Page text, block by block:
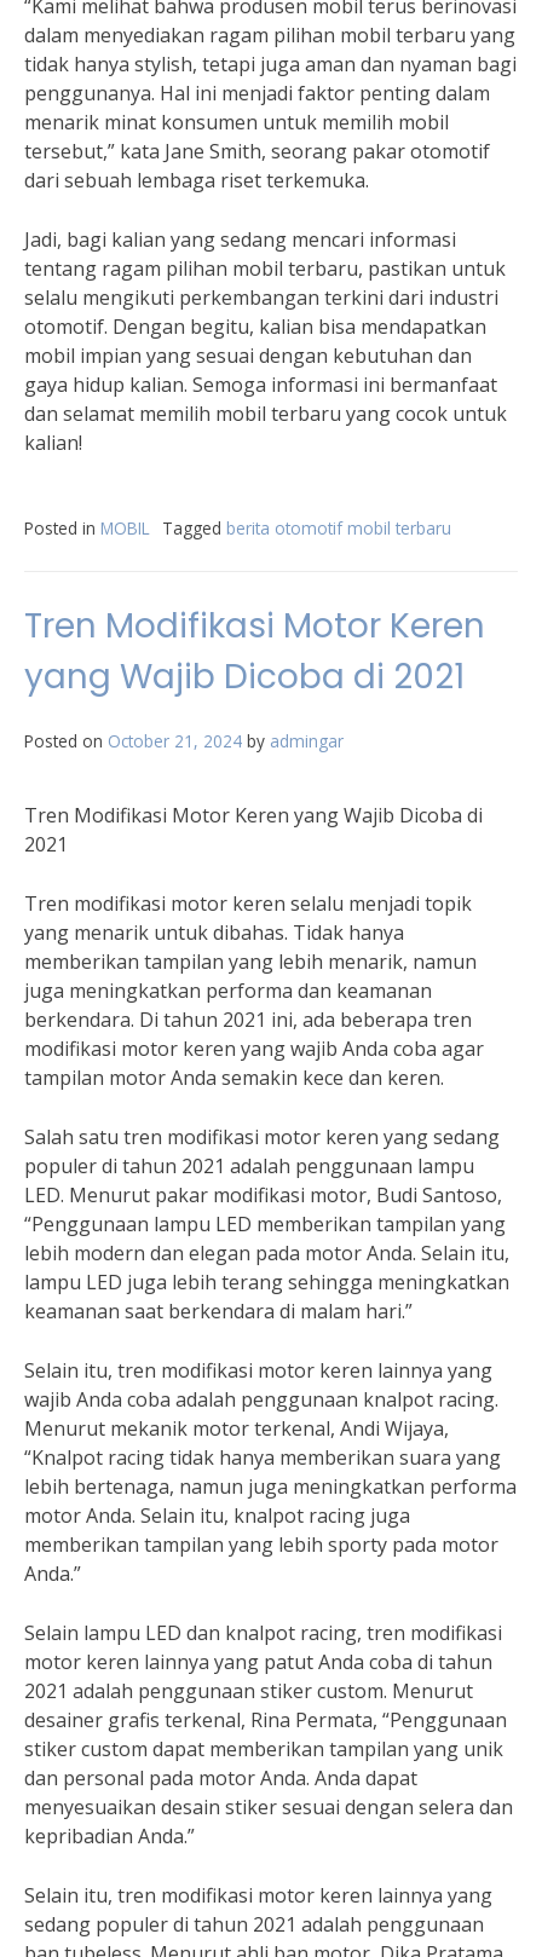
“Kami melihat bahwa produsen mobil terus berinovasi
dalam menyediakan ragam pilihan mobil terbaru yang
tidak hanya stylish, tetapi juga aman dan nyaman bagi
penggunanya. Hal ini menjadi faktor penting dalam
menarik minat konsumen untuk memilih mobil
tersebut,” kata Jane Smith, seorang pakar otomotif
dari sebuah lembaga riset terkemuka.
Jadi, bagi kalian yang sedang mencari informasi
tentang ragam pilihan mobil terbaru, pastikan untuk
selalu mengikuti perkembangan terkini dari industri
otomotif. Dengan begitu, kalian bisa mendapatkan
mobil impian yang sesuai dengan kebutuhan dan
gaya hidup kalian. Semoga informasi ini bermanfaat
dan selamat memilih mobil terbaru yang cocok untuk
kalian!
Posted in MOBIL Tagged berita otomotif mobil terbaru
Tren Modifikasi Motor Keren
yang Wajib Dicoba di 2021
Posted on October 21, 2024 by admingar
Tren Modifikasi Motor Keren yang Wajib Dicoba di
2021
Tren modifikasi motor keren selalu menjadi topik
yang menarik untuk dibahas. Tidak hanya
memberikan tampilan yang lebih menarik, namun
juga meningkatkan performa dan keamanan
berkendara. Di tahun 2021 ini, ada beberapa tren
modifikasi motor keren yang wajib Anda coba agar
tampilan motor Anda semakin kece dan keren.
Salah satu tren modifikasi motor keren yang sedang
populer di tahun 2021 adalah penggunaan lampu
LED. Menurut pakar modifikasi motor, Budi Santoso,
“Penggunaan lampu LED memberikan tampilan yang
lebih modern dan elegan pada motor Anda. Selain itu,
lampu LED juga lebih terang sehingga meningkatkan
keamanan saat berkendara di malam hari.”
Selain itu, tren modifikasi motor keren lainnya yang
wajib Anda coba adalah penggunaan knalpot racing.
Menurut mekanik motor terkenal, Andi Wijaya,
“Knalpot racing tidak hanya memberikan suara yang
lebih bertenaga, namun juga meningkatkan performa
motor Anda. Selain itu, knalpot racing juga
memberikan tampilan yang lebih sporty pada motor
Anda.”
Selain lampu LED dan knalpot racing, tren modifikasi
motor keren lainnya yang patut Anda coba di tahun
2021 adalah penggunaan stiker custom. Menurut
desainer grafis terkenal, Rina Permata, “Penggunaan
stiker custom dapat memberikan tampilan yang unik
dan personal pada motor Anda. Anda dapat
menyesuaikan desain stiker sesuai dengan selera dan
kepribadian Anda.”
Selain itu, tren modifikasi motor keren lainnya yang
sedang populer di tahun 2021 adalah penggunaan